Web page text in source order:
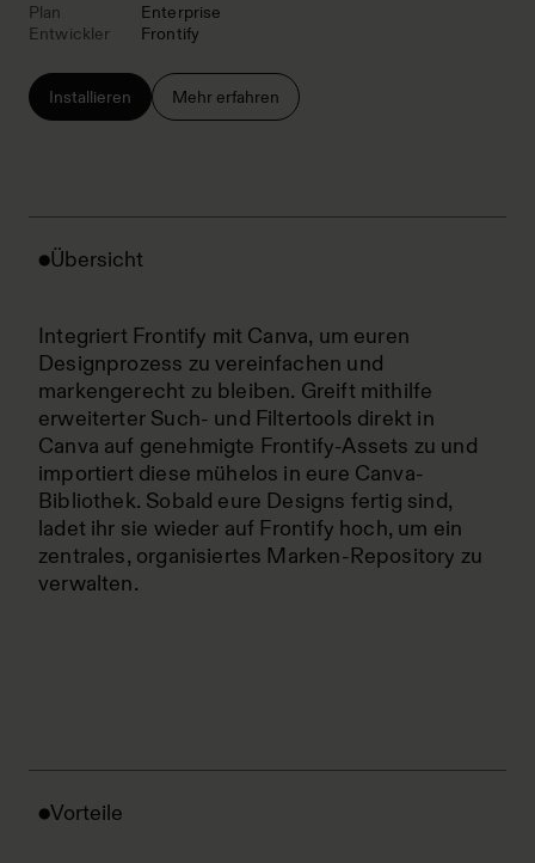
Plan
Enterprise
Entwickler
Frontify
Installieren Mehr erfahren
Übersicht
Integriert Frontify mit Canva, um euren
Designprozess zu vereinfachen und
markengerecht zu bleiben. Greift mithilfe
erweiterter Such- und Filtertools direkt in
Canva auf genehmigte Frontify-Assets zu und
importiert diese mühelos in eure Canva-
Bibliothek. Sobald eure Designs fertig sind,
ladet ihr sie wieder auf Frontify hoch, um ein
zentrales, organisiertes Marken-Repository zu
verwalten.
Vorteile